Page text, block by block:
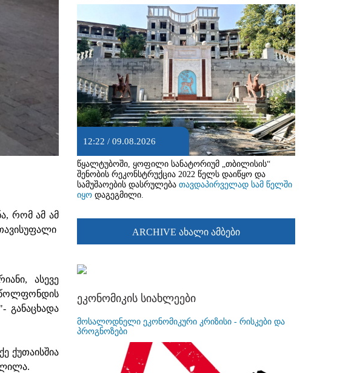
რომ ამ ამ
ასევე
განაცხადა
ქუთაისშია
12:22 / 09.08.2026
წყალტუბოში, ყოფილი სანატორიუმ „თბილისის“
შენობის რეკონსტრუქცია 2022 წელს დაიწყო და
სამუშაოების დასრულება თავდაპირველად სამ წელში
იყო დაგეგმილი.
ARCHIVE ახალი ამბები
ეკონომიკის სიახლეები
მოსალოდნელი ეკონომიკური კრიზისი - რისკები და
პროგნოზები